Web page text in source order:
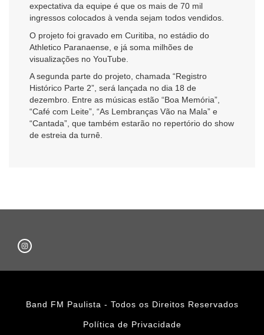
expectativa da equipe é que os mais de 70 mil
ingressos colocados à venda sejam todos vendidos.
O projeto foi gravado em Curitiba, no estádio do
Athletico Paranaense, e já soma milhões de
visualizações no YouTube.
A segunda parte do projeto, chamada “Registro
Histórico Parte 2”, será lançada no dia 18 de
dezembro. Entre as músicas estão “Boa Memória”,
“Café com Leite”, “As Lembranças Vão na Mala” e
“Cantada”, que também estarão no repertório do show
de estreia da turnê.
Band FM Paulista - Todos os Direitos Reservados
Política de Privacidade